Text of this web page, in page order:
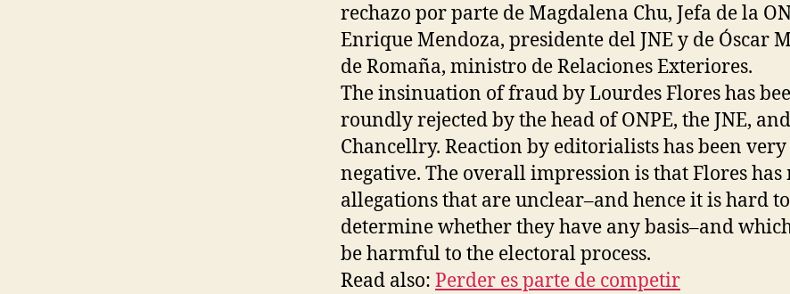
rechazo por parte de Magdalena Chu, Jefa de la
Enrique Mendoza, presidente del JNE y de Óscar
de Romaña, ministro de Relaciones Exteriores.
The insinuation of fraud by Lourdes Flores has
roundly rejected by the head of ONPE, the JNE,
Chancellry. Reaction by editorialists has been very
negative. The overall impression is that Flores has
allegations that are unclear–and hence it is hard to
determine whether they have any basis–and
be harmful to the electoral process.
Read also: Perder es parte de competir